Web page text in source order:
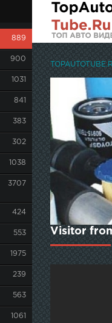
889
900
1031
841
383
302
1038
3707
424
553
1975
239
563
1061
Visitor